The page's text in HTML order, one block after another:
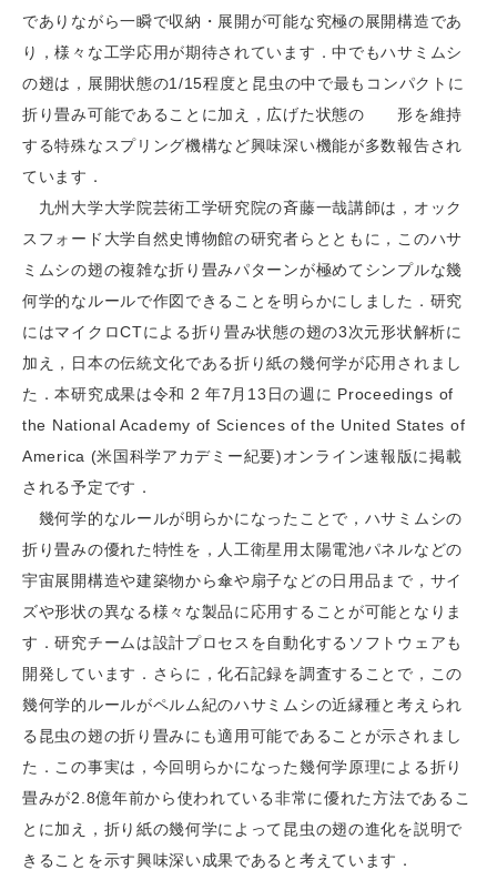
でありながら一瞬で収納・展開が可能な究極の展開構造であ
り，様々な工学応用が期待されています．中でもハサミムシ
の翅は，展開状態の1/15程度と昆虫の中で最もコンパクトに
折り畳み可能であることに加え，広げた状態の 形を維持
する特殊なスプリング機構など興味深い機能が多数報告され
ています．
九州大学大学院芸術工学研究院の斉藤一哉講師は，オック
スフォード大学自然史博物館の研究者らとともに，このハサ
ミムシの翅の複雑な折り畳みパターンが極めてシンプルな幾
何学的なルールで作図できることを明らかにしました．研究
にはマイクロCTによる折り畳み状態の翅の3次元形状解析に
加え，日本の伝統文化である折り紙の幾何学が応用されまし
た．本研究成果は令和 2 年7月13日の週に Proceedings of
the National Academy of Sciences of the United States of
America (米国科学アカデミー紀要)オンライン速報版に掲載
される予定です．
幾何学的なルールが明らかになったことで，ハサミムシの
折り畳みの優れた特性を，人工衛星用太陽電池パネルなどの
宇宙展開構造や建築物から傘や扇子などの日用品まで，サイ
ズや形状の異なる様々な製品に応用することが可能となりま
す．研究チームは設計プロセスを自動化するソフトウェアも
開発しています．さらに，化石記録を調査することで，この
幾何学的ルールがペルム紀のハサミムシの近縁種と考えられ
る昆虫の翅の折り畳みにも適用可能であることが示されまし
た．この事実は，今回明らかになった幾何学原理による折り
畳みが2.8億年前から使われている非常に優れた方法であるこ
とに加え，折り紙の幾何学によって昆虫の翅の進化を説明で
きることを示す興味深い成果であると考えています．